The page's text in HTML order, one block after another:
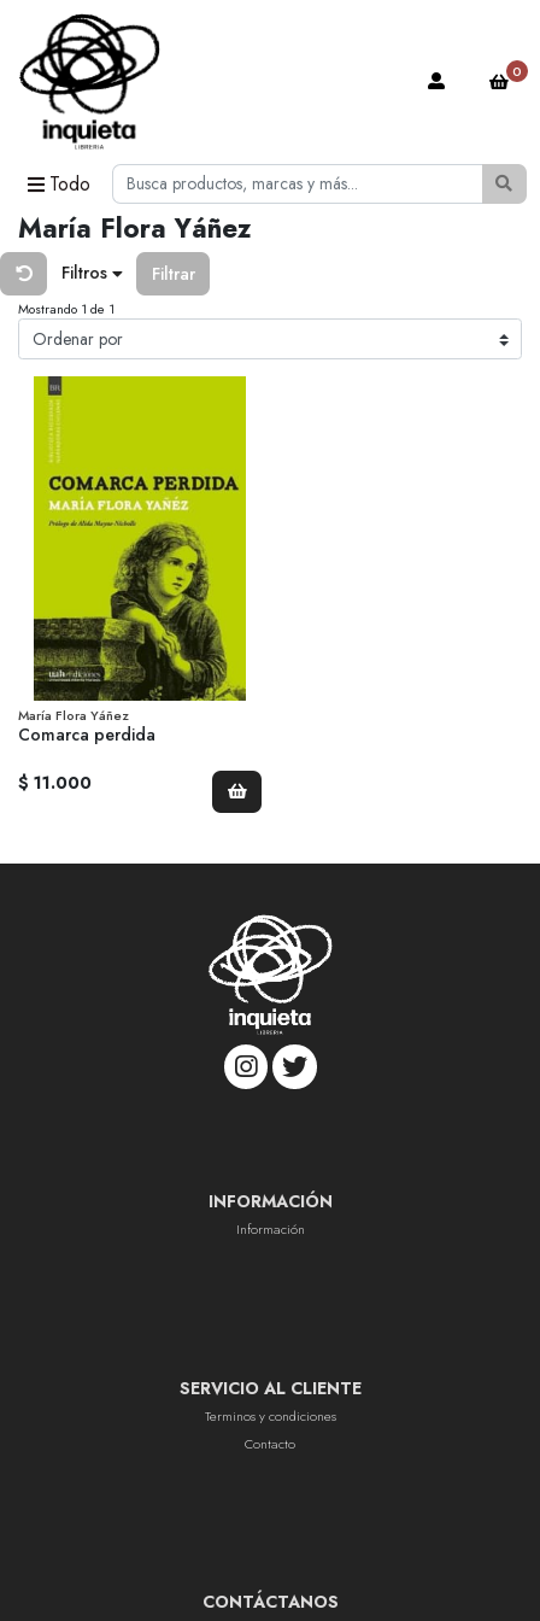
Todo
0
María Flora Yáñez
Filtros Filtrar
Mostrando 1 de 1
María Flora Yáñez
Comarca perdida
$ 11.000
INFORMACIÓN
Información
SERVICIO AL CLIENTE
Terminos y condiciones
Contacto
CONTÁCTANOS